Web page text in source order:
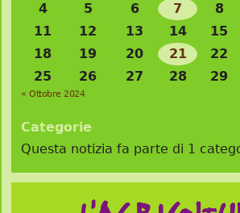
4
5 6 7 8
11
12 13 14 15
18
19 20 21 22
25
26 27 28 29
« Ottobre 2024
Categorie
Questa notizia fa parte di 1